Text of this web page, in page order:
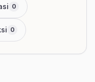
0
0